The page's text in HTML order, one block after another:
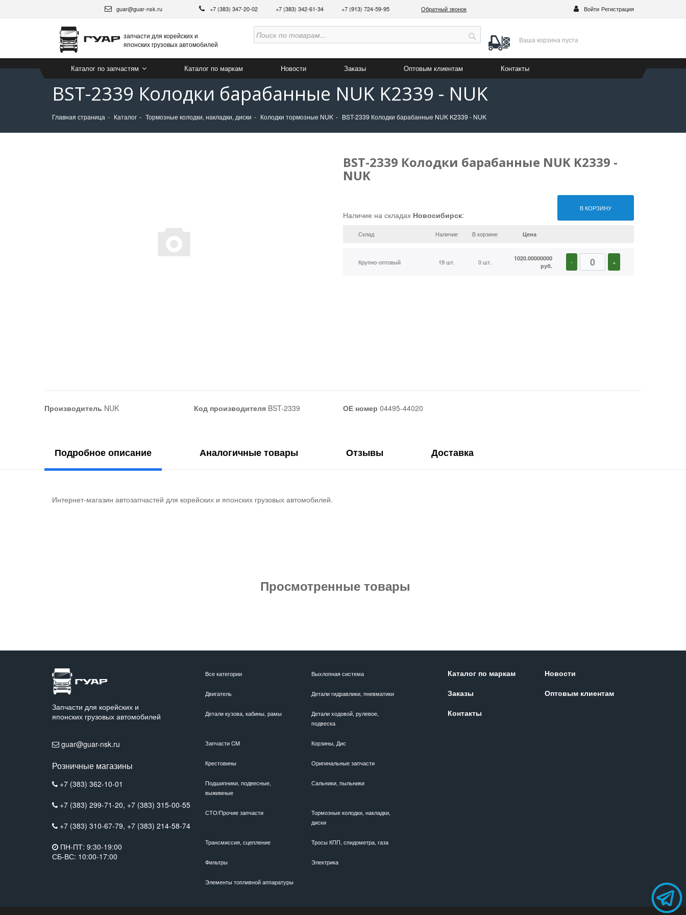
guar@guar-nsk.ru +7 (383) 347-20-02 +7 (383) 342-61-34 +7 (913) 724-59-95 Обратный звонок Войти Регистрация
запчасти для корейских и
японских грузовых автомобилей
Ваша корзина пуста
Каталог по запчастям Каталог по маркам Новости Заказы Оптовым клиентам Контакты
BST-2339 Колодки барабанные NUK K2339 - NUK
Главная страница Каталог Тормозные колодки, накладки, диски Колодки тормозные NUK BST-2339 Колодки барабанные NUK K2339 - NUK
BST-2339 Колодки барабанные NUK K2339 -
NUK
В КОРЗИНУ
Наличие на складах Новосибирск:
Склад Наличие В корзине Цена
Крупно-оптовый 19 шт. 0 шт.
1020.00000000
руб.
- +
Производитель NUK Код производителяBST-2339 ОЕ номер 04495-44020
Подробное описание Аналогичные товары Отзывы Доставка
Интернет-магазин автозапчастей для корейских и японских грузовых автомобилей.
Просмотренные товары
Запчасти для корейских и
японских грузовых автомобилей
guar@guar-nsk.ru
Розничные магазины
+7 (383) 362-10-01
+7 (383) 299-71-20, +7 (383) 315-00-55
+7 (383) 310-67-79, +7 (383) 214-58-74
ПН-ПТ: 9:30-19:00
СБ-ВС: 10:00-17:00
Все категории Выхлопная система
Двигатель Детали гидравлики, пневматики
Детали кузова, кабины, рамы
Детали ходовой, рулевое,
подвеска
Запчасти CM Корзины, Дис
Крестовины Оригинальные запчасти
Подшипники, подвесные,
выжимные
Сальники, пыльники
СТО/Прочие запчасти
Тормозные колодки, накладки,
диски
Трансмиссия, сцепление Тросы КПП, спидометра, газа
Фильтры Электрика
Элементы топливной аппаратуры
Каталог по маркам
Новости
Заказы
Оптовым клиентам
Контакты